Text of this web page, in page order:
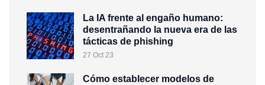
La IA frente al engaño humano:
desentrañando la nueva era de las
tácticas de phishing
27 Oct 23
Cómo establecer modelos de